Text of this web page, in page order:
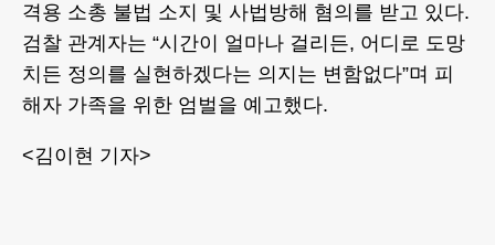
격용 소총 불법 소지 및 사법방해 혐의를 받고 있다.
검찰 관계자는 “시간이 얼마나 걸리든, 어디로 도망
치든 정의를 실현하겠다는 의지는 변함없다”며 피
해자 가족을 위한 엄벌을 예고했다.
<김이현 기자>